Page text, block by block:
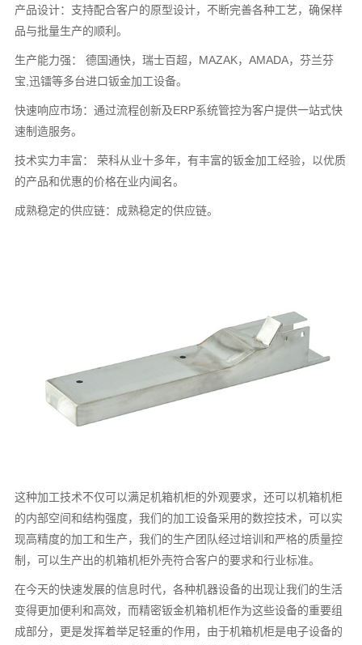
产品设计：支持配合客户的原型设计，不断完善各种工艺，确保样
品与批量生产的顺利。
生产能力强： 德国通快，瑞士百超，MAZAK，AMADA，芬兰芬
宝,迅镭等多台进口钣金加工设备。
快速响应市场：通过流程创新及ERP系统管控为客户提供一站式快
速制造服务。
技术实力丰富： 荣科从业十多年，有丰富的钣金加工经验，以优质
的产品和优惠的价格在业内闻名。
成熟稳定的供应链：成熟稳定的供应链。
这种加工技术不仅可以满足机箱机柜的外观要求，还可以机箱机柜
的内部空间和结构强度，我们的加工设备采用的数控技术，可以实
现高精度的加工和生产，我们的生产团队经过培训和严格的质量控
制，可以生产出的机箱机柜外壳符合客户的要求和行业标准。
在今天的快速发展的信息时代，各种机器设备的出现让我们的生活
变得更加便利和高效，而精密钣金机箱机柜作为这些设备的重要组
成部分，更是发挥着举足轻重的作用，由于机箱机柜是电子设备的